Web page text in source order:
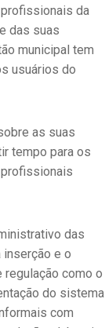
da
das suas
municipal tem
usuários do
as suas
tempo para os
das
e o
como o
do sistema
com